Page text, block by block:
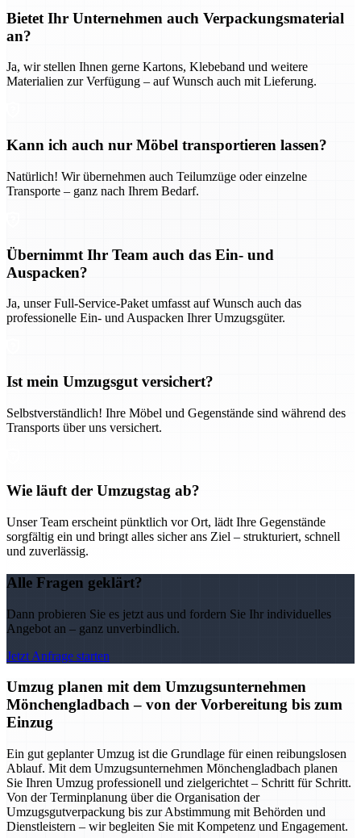
Bietet Ihr Unternehmen auch Verpackungsmaterial
an?
Ja, wir stellen Ihnen gerne Kartons, Klebeband und weitere
Materialien zur Verfügung – auf Wunsch auch mit Lieferung.
Kann ich auch nur Möbel transportieren lassen?
Natürlich! Wir übernehmen auch Teilumzüge oder einzelne
Transporte – ganz nach Ihrem Bedarf.
Übernimmt Ihr Team auch das Ein- und
Auspacken?
Ja, unser Full-Service-Paket umfasst auf Wunsch auch das
professionelle Ein- und Auspacken Ihrer Umzugsgüter.
Ist mein Umzugsgut versichert?
Selbstverständlich! Ihre Möbel und Gegenstände sind während des
Transports über uns versichert.
Wie läuft der Umzugstag ab?
Unser Team erscheint pünktlich vor Ort, lädt Ihre Gegenstände
sorgfältig ein und bringt alles sicher ans Ziel – strukturiert, schnell
und zuverlässig.
Alle Fragen geklärt?
Dann probieren Sie es jetzt aus und fordern Sie Ihr individuelles
Angebot an – ganz unverbindlich.
Jetzt Anfrage starten
Umzug planen mit dem Umzugsunternehmen
Mönchengladbach – von der Vorbereitung bis zum
Einzug
Ein gut geplanter Umzug ist die Grundlage für einen reibungslosen
Ablauf. Mit dem Umzugsunternehmen Mönchengladbach planen
Sie Ihren Umzug professionell und zielgerichtet – Schritt für Schritt.
Von der Terminplanung über die Organisation der
Umzugsgutverpackung bis zur Abstimmung mit Behörden und
Dienstleistern – wir begleiten Sie mit Kompetenz und Engagement.